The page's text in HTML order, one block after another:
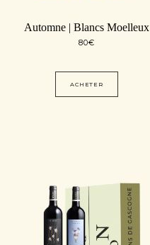
Automne | Blancs Moelleux
80€
ACHETER